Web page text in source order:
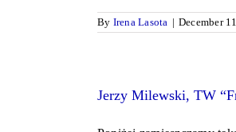
By Irena Lasota | December
Jerzy Milewski, TW